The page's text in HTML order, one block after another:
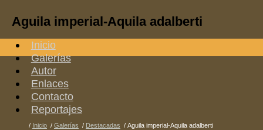
Aguila imperial-Aquila adalberti
Inicio
Galerías
Autor
Enlaces
Contacto
Reportajes
/ Inicio / Galerías / Destacadas / Aguila imperial-Aquila adalberti